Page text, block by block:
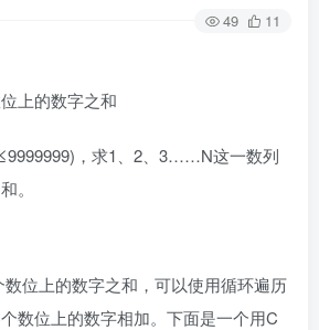
49 11
上的数字之和
，求1、2、3……N这一数列
。
位上的数字之和，可以使用循环遍历
数位上的数字相加。下面是一个用C